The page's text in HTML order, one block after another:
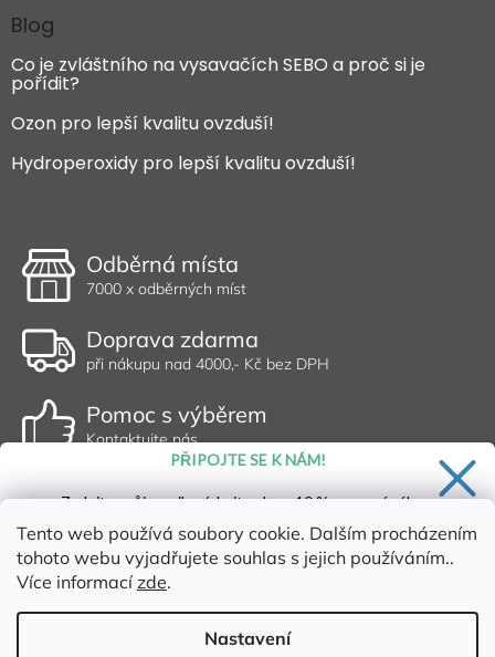
Tento web používá soubory cookie. Dalším procházením
tohoto webu vyjadřujete souhlas s jejich používáním..
Více informacízde.
Nastavení
Blog
Co je zvláštního na vysavačích SEBO a proč si je
pořídit?
Ozon pro lepší kvalitu ovzduší!
Hydroperoxidy pro lepší kvalitu ovzduší!
Odběrná místa
7000 x odběrných míst
Doprava zdarma
při nákupu nad 4000,- Kč bez DPH
Pomoc s výběrem
Kontaktujte nás
Vytvořil Shoptet
PŘIPOJTE SE K NÁM!
Zadejte svůj email a získejte slevu 10 % na první nákup.